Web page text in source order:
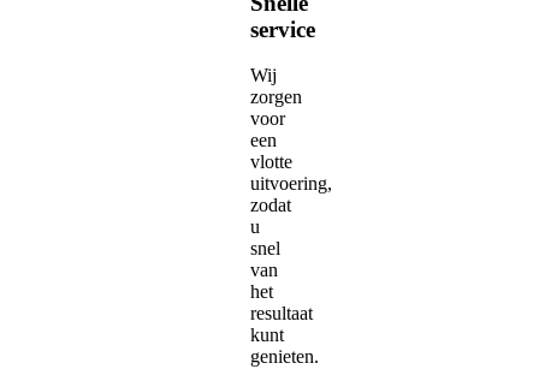
service
Wij
zorgen
voor
een
vlotte
uitvoering,
zodat
u
snel
van
het
resultaat
kunt
genieten.